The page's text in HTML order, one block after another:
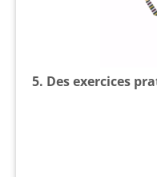
5. Des exercices